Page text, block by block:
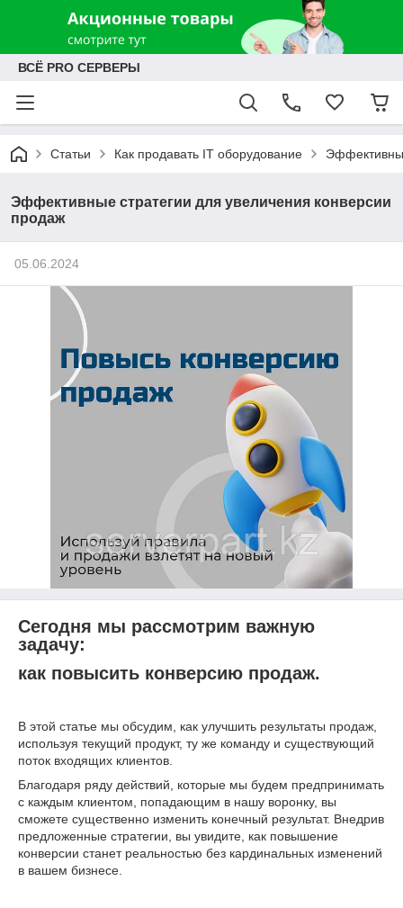
ВСЁ PRO СЕРВЕРЫ
Статьи Как продавать IT оборудование
Эффективные стратегии для увеличения конверсии
продаж
05.06.2024
Сегодня мы рассмотрим важную
задачу:
как повысить конверсию продаж.
В этой статье мы обсудим, как улучшить результаты продаж,
используя текущий продукт, ту же команду и существующий
поток входящих клиентов.
Благодаря ряду действий, которые мы будем предпринимать
с каждым клиентом, попадающим в нашу воронку, вы
сможете существенно изменить конечный результат. Внедрив
предложенные стратегии, вы увидите, как повышение
конверсии станет реальностью без кардинальных изменений
в вашем бизнесе.